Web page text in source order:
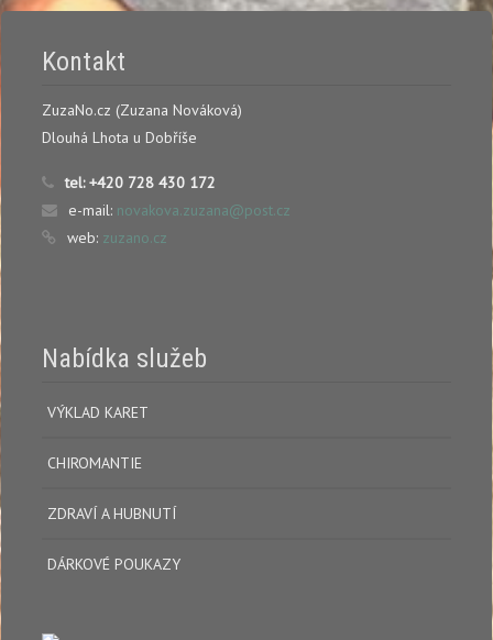
Kontakt
ZuzaNo.cz (Zuzana Nováková)
Dlouhá Lhota u Dobříše
tel:+420 728 430 172
e-mail: novakova.zuzana@post.cz
web: zuzano.cz
Nabídka služeb
VÝKLAD KARET
CHIROMANTIE
ZDRAVÍ A HUBNUTÍ
DÁRKOVÉ POUKAZY